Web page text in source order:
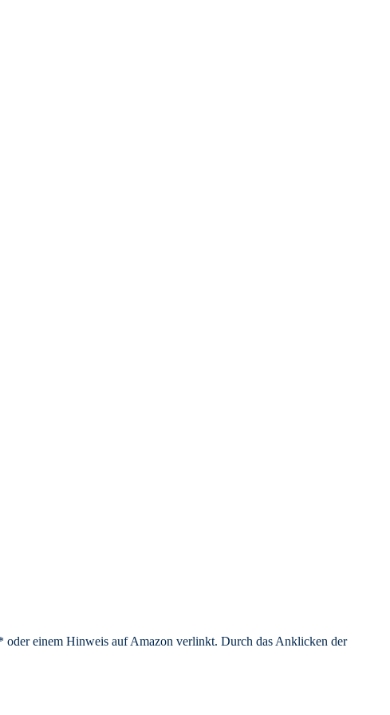
oder einem Hinweis auf Amazon verlinkt. Durch das Anklicken der